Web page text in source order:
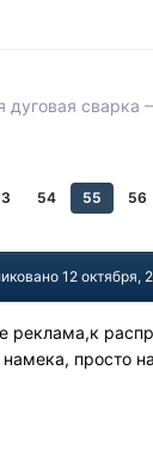
дуговая
54 55 56
12 октября,
реклама,к
намека, просто